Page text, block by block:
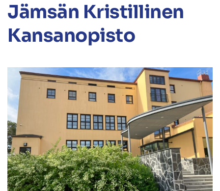
Jämsän Kristillinen
Kansanopisto